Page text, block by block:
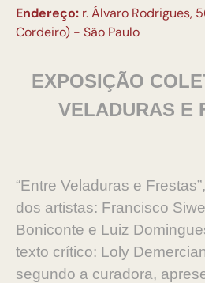
Endereço: r. Álvaro Rodrigues,
Cordeiro) - São Paulo
EXPOSIÇÃO
VELADURAS E
“Entre Veladuras e
dos artistas: Francisco
Boniconte e Luiz
texto crítico: Loly
segundo a curadora,